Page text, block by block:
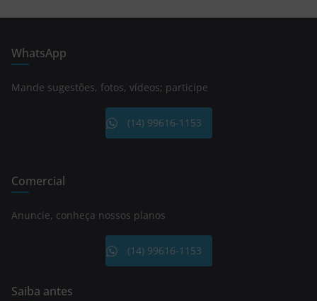
WhatsApp
Mande sugestões, fotos, vídeos; participe
(14) 99616-1153
Comercial
Anuncie, conheça nossos planos
(14) 99616-1153
Saiba antes